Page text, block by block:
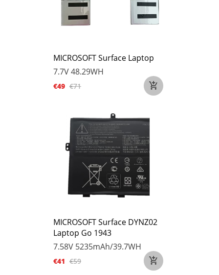
MICROSOFT Surface Laptop
7.7V48.29WH
€49 €71
MICROSOFT Surface DYNZ02
Laptop Go 1943
7.58V 5235mAh/39.7WH
€41 €59